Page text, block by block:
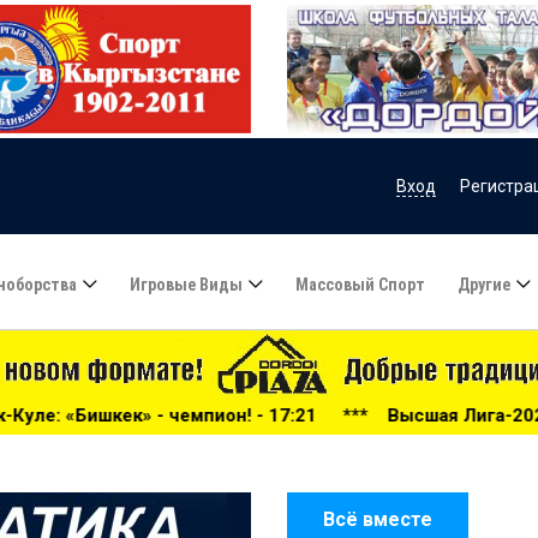
Вход
Игровые Виды Массовый Спорт Другие
- 17:21 *** Высшая Лига-2026: беспощадный
Всё вместе